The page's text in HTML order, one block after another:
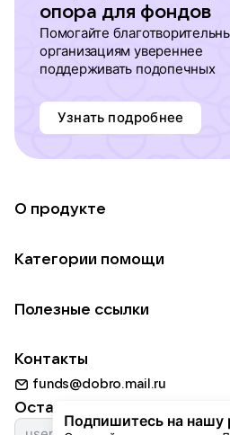
опора для фондов
Помогайте
организациям увереннее
поддерживать подопечных
Узнать подробнее
Подпишитесь на нашу
О продукте
Использование материалов
Для НКО
Партнерам
Категории помощи
Пожилым
Животным
Природе
Полезные ссылки
Добрый день
Истории
Контакты
funds@dobro.mail.ru
Оставайтесь с нами